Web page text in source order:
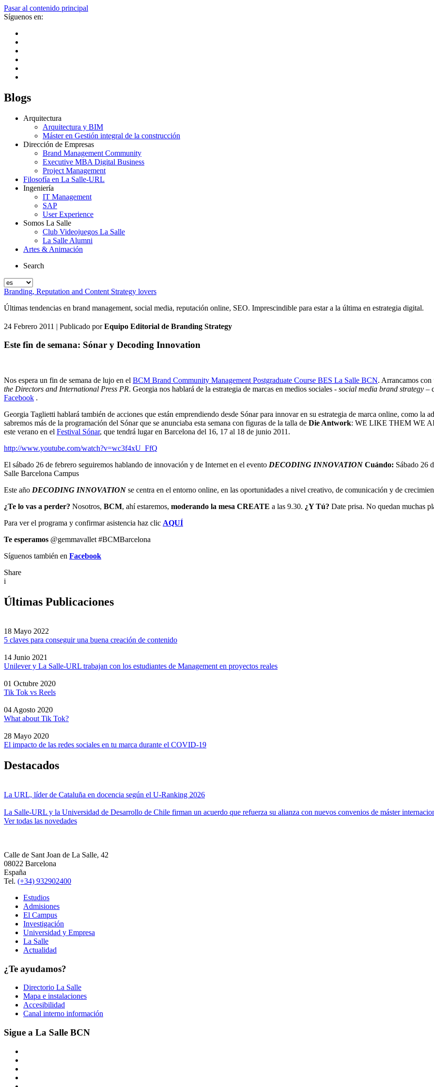
Pasar al contenido principal
Síguenos en:
Blogs
Arquitectura
Arquitectura y BIM
Máster en Gestión integral de la construcción
Dirección de Empresas
Brand Management Community
Executive MBA Digital Business
Project Management
Filosofía en La Salle-URL
Ingeniería
IT Management
SAP
User Experience
Somos La Salle
Club Videojuegos La Salle
La Salle Alumni
Artes & Animación
Search
Branding, Reputation and Content Strategy lovers
Últimas tendencias en brand management, social media, reputación online, SEO. Imprescindible para estar a la última en estrategia digital.
24 Febrero 2011 | Publicado porEquipo Editorial de Branding Strategy
Este fin de semana: Sónar y Decoding Innovation
Nos espera un fin de semana de lujo en el BCM Brand Community Management Postgraduate Course BES La Salle BCN. Arrancamos
the Directors and International Press PR. Georgia nos hablará de la estrategia de marcas en medios sociales - social media brand strategy –
Facebook .
Georgia Taglietti hablará también de acciones que están emprendiendo desde Sónar para innovar en su estrategia de marca online, como
sabremos más de la programación del Sónar que se anunciaba esta semana con figuras de la talla de Die Antwork: WE LIKE THEM WE
este verano en el Festival Sónar, que tendrá lugar en Barcelona del 16, 17 al 18 de junio 2011.
http://www.youtube.com/watch?v=wc3f4xU_FfQ
El sábado 26 de febrero seguiremos hablando de innovación y de Internet en el evento DECODING INNOVATION Cuándo: Sábado 26
Salle Barcelona Campus
Este año DECODING INNOVATION se centra en el entorno online, en las oportunidades a nivel creativo, de comunicación y de
¿Te lo vas a perder? Nosotros, BCM, ahí estaremos, moderando la mesa CREATE a las 9.30. ¿Y Tú? Date prisa. No quedan muchas
Para ver el programa y confirmar asistencia haz clic AQUÍ
Te esperamos @gemmavallet #BCMBarcelona
Síguenos también en Facebook
Share
i
Últimas Publicaciones
18 Mayo 2022
5 claves para conseguir una buena creación de contenido
14 Junio 2021
Unilever y La Salle-URL trabajan con los estudiantes de Management en proyectos reales
01 Octubre 2020
Tik Tok vs Reels
04 Agosto 2020
What about Tik Tok?
28 Mayo 2020
El impacto de las redes sociales en tu marca durante el COVID-19
Destacados
La URL, líder de Cataluña en docencia según el U-Ranking 2026
La Salle-URL y la Universidad de Desarrollo de Chile firman un acuerdo que refuerza su alianza con nuevos convenios de máster
Ver todas las novedades
Calle de Sant Joan de La Salle, 42
08022 Barcelona
España
Tel. (+34) 932902400
Estudios
Admisiones
El Campus
Investigación
Universidad y Empresa
La Salle
Actualidad
¿Te ayudamos?
Directorio La Salle
Mapa e instalaciones
Accesibilidad
Canal interno información
Sigue a La Salle BCN